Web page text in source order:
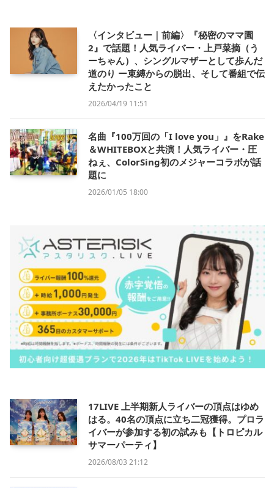
〈インタビュー｜前編〉『秘密のママ園
2』で話題！人気ライバー・上戸菜摘（う
ーちゃん）、シングルマザーとして歩んだ
道のり ー束縛からの脱出、そして番組で伝
えたかったこと
2026/04/19 11:51
名曲『100万回の「I love you」』をRake
＆WHITEBOXと共演！人気ライバー・圧
ねぇ、ColorSing初のメジャーコラボが話
題に
2026/01/05 18:00
17LIVE 上半期新人ライバーの頂点はゆめ
はる。40名の頂点に立ち二冠獲得。プロラ
イバーが参加する初の試みも【トロピカル
サマーパーティ】
2026/08/03 21:12